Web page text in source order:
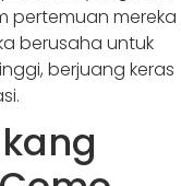
pertemuan mereka
berusaha untuk
berjuang keras